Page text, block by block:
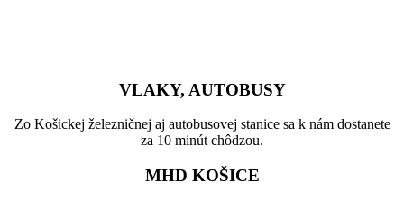
VLAKY, AUTOBUSY
Zo Košickej železničnej aj autobusovej stanice sa k nám dostanete
za 10 minút chôdzou.
MHD KOŠICE